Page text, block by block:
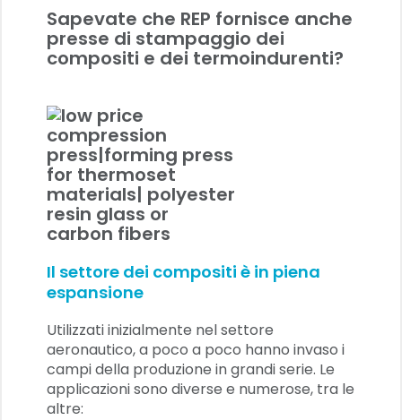
Sapevate che REP fornisce anche
presse di stampaggio dei
compositi e dei termoindurenti?
Il settore dei compositi è in piena
espansione
Utilizzati inizialmente nel settore
aeronautico,a poco a poco hanno invaso i
campi della produzione in grandi serie. Le
applicazioni sono diverse e numerose, tra le
altre: